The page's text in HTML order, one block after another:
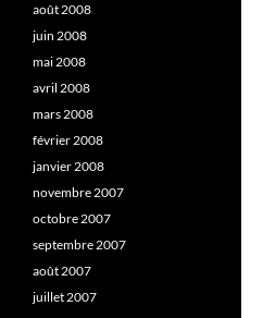
août 2008
juin 2008
mai 2008
avril 2008
mars 2008
février 2008
janvier 2008
novembre 2007
octobre 2007
septembre 2007
août 2007
juillet 2007